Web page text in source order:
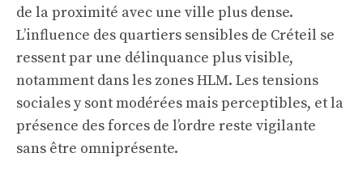
de la proximité avec une ville plus dense.
L’influence des quartiers sensibles de Créteil se
ressent par une délinquance plus visible,
notamment dans les zones HLM. Les tensions
sociales y sont modérées mais perceptibles, et la
présence des forces de l’ordre reste vigilante
sans être omniprésente.